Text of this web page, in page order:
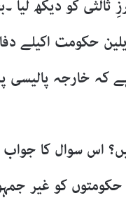
کو دیکھ لیا
حکومت اکیلے
کہ خارجہ
اس سوال کا جواب
کو غیر